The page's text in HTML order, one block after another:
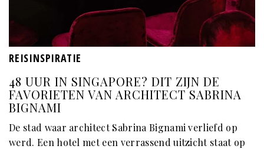
REISINSPIRATIE
48 UUR IN SINGAPORE? DIT ZIJN DE
FAVORIETEN VAN ARCHITECT SABRINA
BIGNAMI
De stad waar architect Sabrina Bignami verliefd op
werd. Een hotel met een verrassend uitzicht staat op